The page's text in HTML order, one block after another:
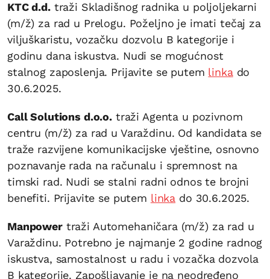
KTC d.d.traži Skladišnog radnika u poljoljekarni
(m/ž) za rad u Prelogu. Poželjno je imati tečaj za
viljuškaristu, vozačku dozvolu B kategorije i
godinu dana iskustva. Nudi se mogućnost
stalnog zaposlenja. Prijavite se putem linka do
30.6.2025.
Call Solutions d.o.o.traži Agenta u pozivnom
centru (m/ž) za rad u Varaždinu. Od kandidata se
traže razvijene komunikacijske vještine, osnovno
poznavanje rada na računalu i spremnost na
timski rad. Nudi se stalni radni odnos te brojni
benefiti. Prijavite se putem linka do 30.6.2025.
Manpowertraži Automehaničara (m/ž) za rad u
Varaždinu. Potrebno je najmanje 2 godine radnog
iskustva, samostalnost u radu i vozačka dozvola
B kategorije. Zapošljavanje je na neodređeno